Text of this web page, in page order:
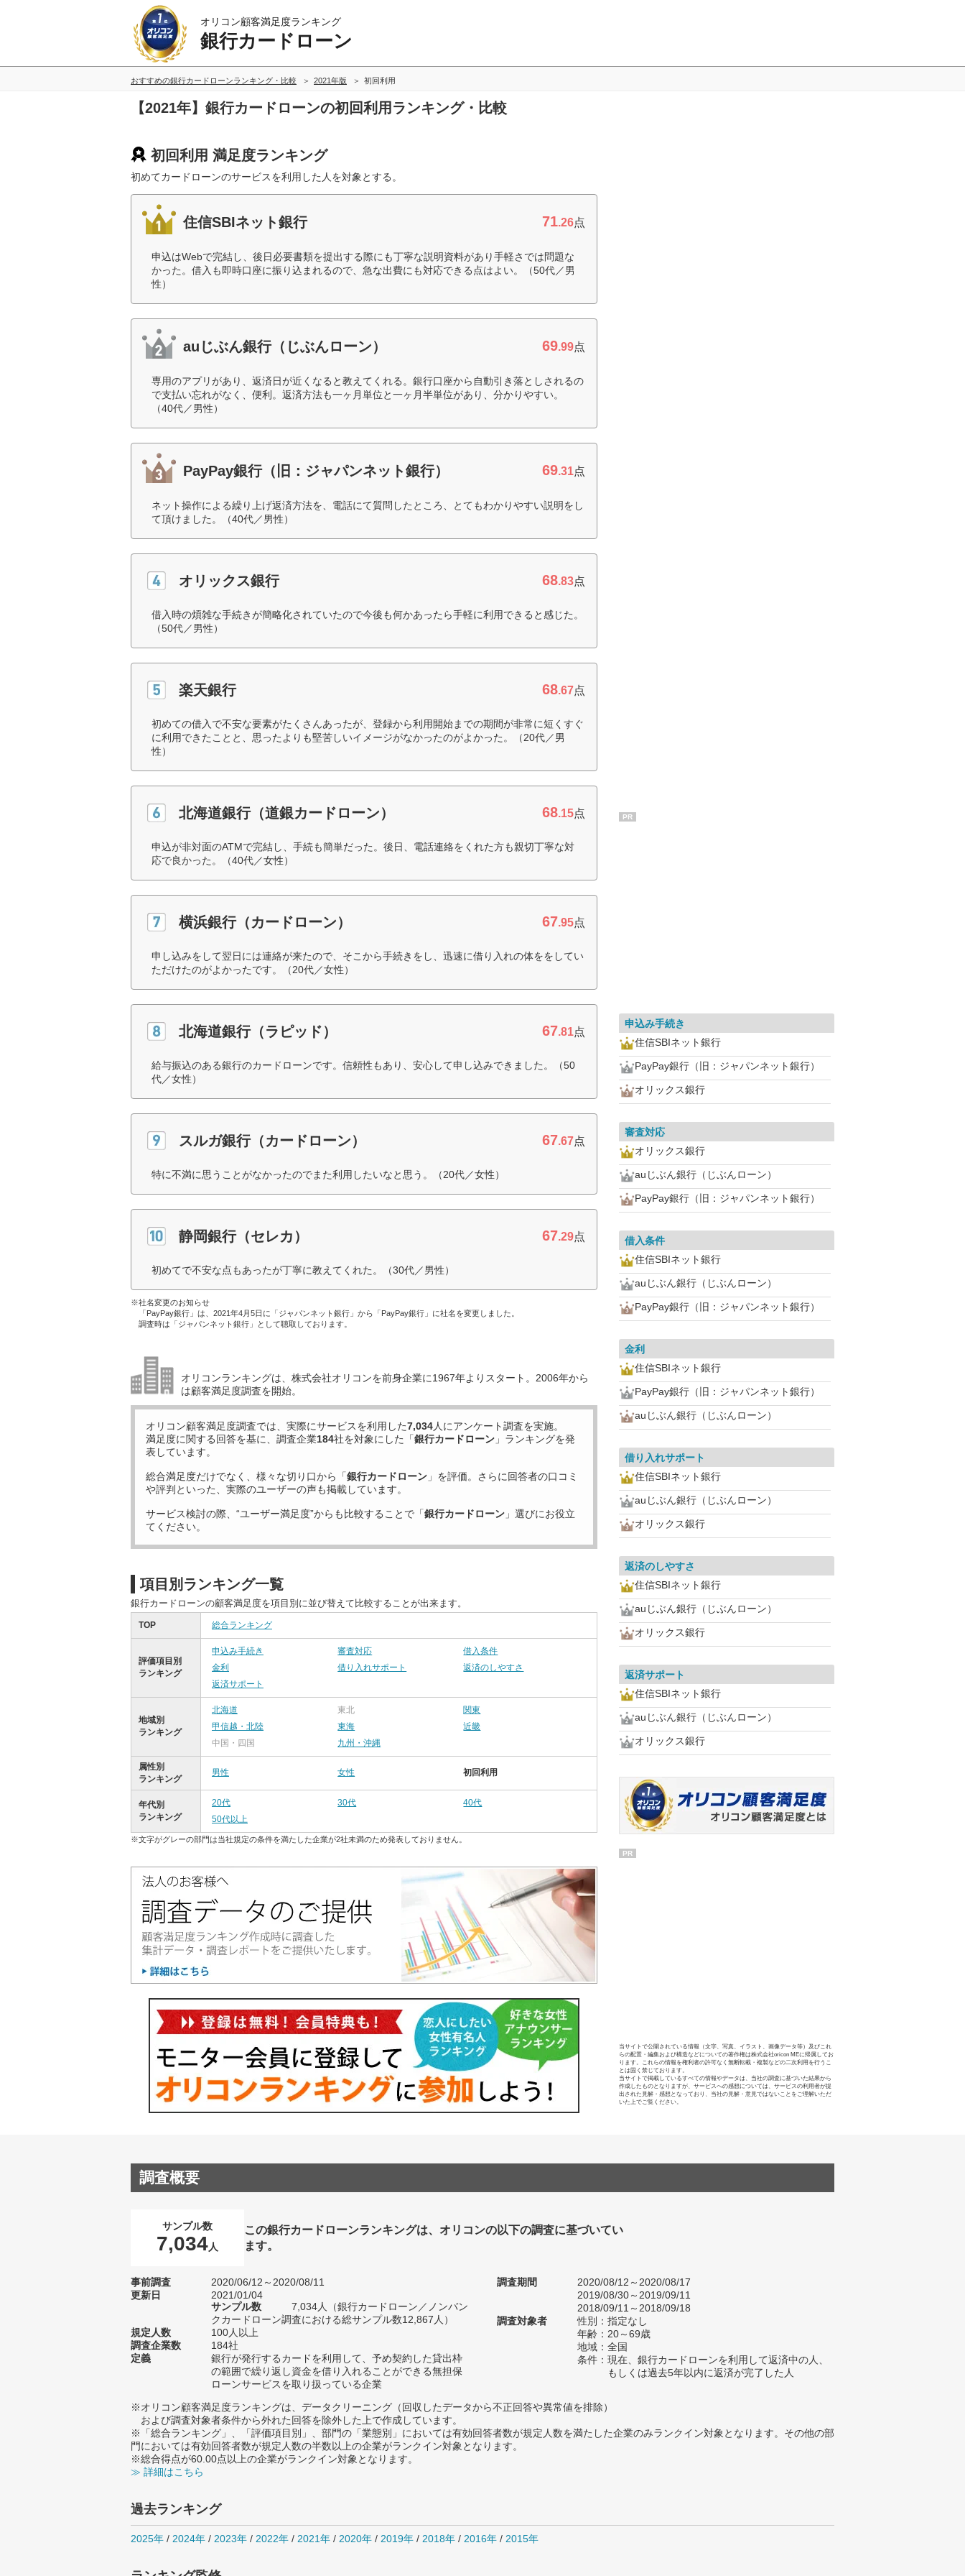
オリコン顧客満足度ランキング
銀行カードローン
おすすめの銀行カードローンランキング・比較 2021年版 初回利用
【2021年】銀行カードローンの初回利用ランキング・比較
初回利用 満足度ランキング
初めてカードローンのサービスを利用した人を対象とする。
住信SBIネット銀行 71.26点
申込はWebで完結し、後日必要書類を提出する際にも丁寧な説明資料があり手軽さでは問題な
かった。借入も即時口座に振り込まれるので、急な出費にも対応できる点はよい。（50代／男
性）
auじぶん銀行（じぶんローン） 69.99点
専用のアプリがあり、返済日が近くなると教えてくれる。銀行口座から自動引き落としされるの
で支払い忘れがなく、便利。返済方法も一ヶ月単位と一ヶ月半単位があり、分かりやすい。
（40代／男性）
PayPay銀行（旧：ジャパンネット銀行） 69.31点
ネット操作による繰り上げ返済方法を、電話にて質問したところ、とてもわかりやすい説明をし
て頂けました。（40代／男性）
オリックス銀行 68.83点
借入時の煩雑な手続きが簡略化されていたので今後も何かあったら手軽に利用できると感じた。
（50代／男性）
楽天銀行 68.67点
初めての借入で不安な要素がたくさんあったが、登録から利用開始までの期間が非常に短くすぐ
に利用できたことと、思ったよりも堅苦しいイメージがなかったのがよかった。（20代／男
性）
北海道銀行（道銀カードローン） 68.15点
申込が非対面のATMで完結し、手続も簡単だった。後日、電話連絡をくれた方も親切丁寧な対
応で良かった。（40代／女性）
横浜銀行（カードローン） 67.95点
申し込みをして翌日には連絡が来たので、そこから手続きをし、迅速に借り入れの体ををしてい
ただけたのがよかったです。（20代／女性）
北海道銀行（ラピッド） 67.81点
給与振込のある銀行のカードローンです。信頼性もあり、安心して申し込みできました。（50
代／女性）
スルガ銀行（カードローン） 67.67点
特に不満に思うことがなかったのでまた利用したいなと思う。（20代／女性）
静岡銀行（セレカ） 67.29点
初めてで不安な点もあったが丁寧に教えてくれた。（30代／男性）
※社名変更のお知らせ
「PayPay銀行」は、2021年4月5日に「ジャパンネット銀行」から「PayPay銀行」に社名を変更しました。
調査時は「ジャパンネット銀行」として聴取しております。
オリコンランキングは、株式会社オリコンを前身企業に1967年よりスタート。2006年から
は顧客満足度調査を開始。
オリコン顧客満足度調査では、実際にサービスを利用した7,034人にアンケート調査を実施。
満足度に関する回答を基に、調査企業184社を対象にした「銀行カードローン 」ランキングを発
表しています。
総合満足度だけでなく、様々な切り口から「銀行カードローン 」を評価。さらに回答者の口コミ
や評判といった、実際のユーザーの声も掲載しています。
サービス検討の際、“ユーザー満足度”からも比較することで「銀行カードローン 」選びにお役立
てください。
項目別ランキング一覧
銀行カードローンの顧客満足度を項目別に並び替えて比較することが出来ます。
TOP 総合ランキング
評価項目別
ランキング
申込み手続き 審査対応
借入条件
金利
借り入れサポート
返済のしやすさ
返済サポート
地域別
ランキング
北海道 東北
関東
甲信越・北陸
東海
近畿
中国・四国
九州・沖縄
属性別
ランキング
男性 女性 初回利用
年代別
ランキング
20代 30代
40代
50代以上
※文字がグレーの部門は当社規定の条件を満たした企業が2社未満のため発表しておりません。
PR
申込み手続き
住信SBIネット銀行
PayPay銀行（旧：ジャパンネット銀行）
オリックス銀行
審査対応
オリックス銀行
auじぶん銀行（じぶんローン）
PayPay銀行（旧：ジャパンネット銀行）
借入条件
住信SBIネット銀行
auじぶん銀行（じぶんローン）
PayPay銀行（旧：ジャパンネット銀行）
金利
住信SBIネット銀行
PayPay銀行（旧：ジャパンネット銀行）
auじぶん銀行（じぶんローン）
借り入れサポート
住信SBIネット銀行
auじぶん銀行（じぶんローン）
オリックス銀行
返済のしやすさ
住信SBIネット銀行
auじぶん銀行（じぶんローン）
オリックス銀行
返済サポート
住信SBIネット銀行
auじぶん銀行（じぶんローン）
オリックス銀行
PR
当サイトで公開されている情報（文字、写真、イラスト、画像データ等）及びこれ
らの配置・編集および構造などについての著作権は株式会社oricon MEに帰属してお
ります。これらの情報を権利者の許可なく無断転載・複製などの二次利用を行うこ
とは固く禁じております。
当サイトで掲載しているすべての情報やデータは、当社の調査に基づいた結果から
作成したものとなりますが、サービスへの感想については、サービスの利用者が提
出された見解・感想となっており、当社の見解・意見ではないことをご理解いただ
いた上でご覧ください。
調査概要
サンプル数
7,034人
この銀行カードローンランキングは、オリコンの以下の調査に基づいてい
ます。
事前調査
2020/06/12～2020/08/11
更新日
2021/01/04
サンプル数
7,034人（銀行カードローン／ノンバン
クカードローン調査における総サンプル数12,867人）
規定人数
100人以上
調査企業数
184社
定義
銀行が発行するカードを利用して、予め契約した貸出枠
の範囲で繰り返し資金を借り入れることができる無担保
ローンサービスを取り扱っている企業
調査期間
2020/08/12～2020/08/17
2019/08/30～2019/09/11
2018/09/11～2018/09/18
調査対象者
性別：指定なし
年齢：20～69歳
地域：全国
条件：現在、銀行カードローンを利用して返済中の人、
もしくは過去5年以内に返済が完了した人
※オリコン顧客満足度ランキングは、データクリーニング（回収したデータから不正回答や異常値を排除）
および調査対象者条件から外れた回答を除外した上で作成しています。
※「総合ランキング」、「評価項目別」、部門の「業態別」においては有効回答者数が規定人数を満たした企業のみランクイン対象となります。その他の部
門においては有効回答者数が規定人数の半数以上の企業がランクイン対象となります。
※総合得点が60.00点以上の企業がランクイン対象となります。
≫ 詳細はこちら
過去ランキング
2025年 / 2024年 / 2023年 / 2022年 / 2021年 / 2020年 / 2019年 / 2018年 / 2016年 / 2015年